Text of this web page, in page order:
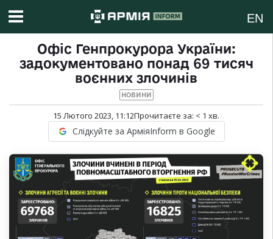
EN
Офіс Генпрокурора України:
задокументовано понад 69 тисяч
воєнних злочинів
НОВИНИ
15 Лютого 2023, 11:12Прочитаєте за: < 1 хв.
Слідкуйте за АрміяInform в Google